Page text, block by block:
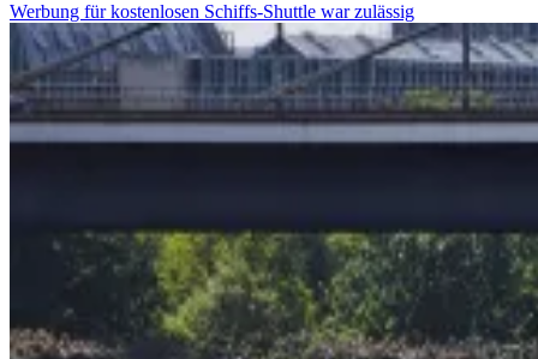
Werbung für kostenlosen Schiffs-Shuttle war zulässig